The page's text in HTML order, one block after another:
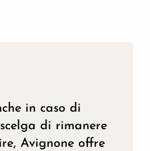
in caso di
di rimanere
Avignone offre